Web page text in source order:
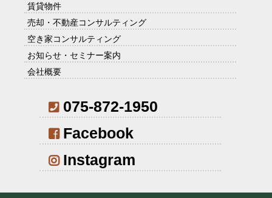
賃貸物件
売却・不動産コンサルティング
空き家コンサルティング
お知らせ・セミナー案内
会社概要
075-872-1950
Facebook
Instagram